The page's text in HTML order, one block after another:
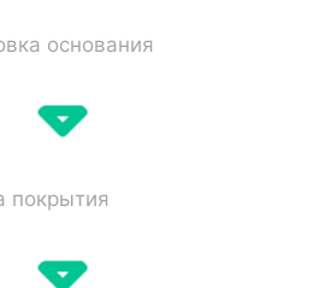
основания
покрытия